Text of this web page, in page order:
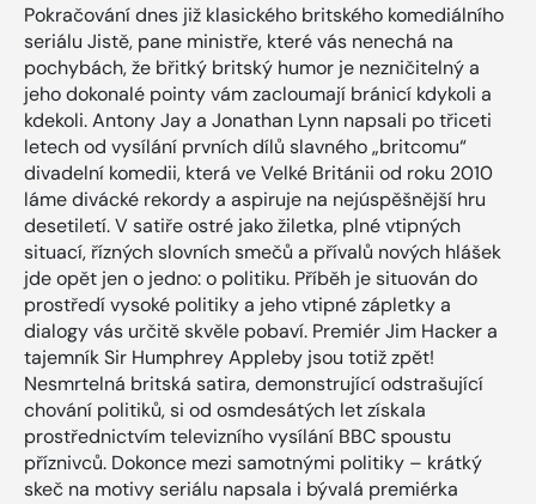
Pokračování dnes již klasického britského komediálního
seriálu Jistě, pane ministře, které vás nenechá na
pochybách, že břitký britský humor je nezničitelný a
jeho dokonalé pointy vám zacloumají bránicí kdykoli a
kdekoli. Antony Jay a Jonathan Lynn napsali po třiceti
letech od vysílání prvních dílů slavného „britcomu“
divadelní komedii, která ve Velké Británii od roku 2010
láme divácké rekordy a aspiruje na nejúspěšnější hru
desetiletí. V satiře ostré jako žiletka, plné vtipných
situací, řízných slovních smečů a přívalů nových hlášek
jde opět jen o jedno: o politiku. Příběh je situován do
prostředí vysoké politiky a jeho vtipné zápletky a
dialogy vás určitě skvěle pobaví. Premiér Jim Hacker a
tajemník Sir Humphrey Appleby jsou totiž zpět!
Nesmrtelná britská satira, demonstrující odstrašující
chování politiků, si od osmdesátých let získala
prostřednictvím televizního vysílání BBC spoustu
příznivců. Dokonce mezi samotnými politiky – krátký
skeč na motivy seriálu napsala i bývalá premiérka